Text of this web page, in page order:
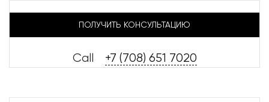
ПОЛУЧИТЬ КОНСУЛЬТАЦИЮ
Call +7 (708) 651 7020